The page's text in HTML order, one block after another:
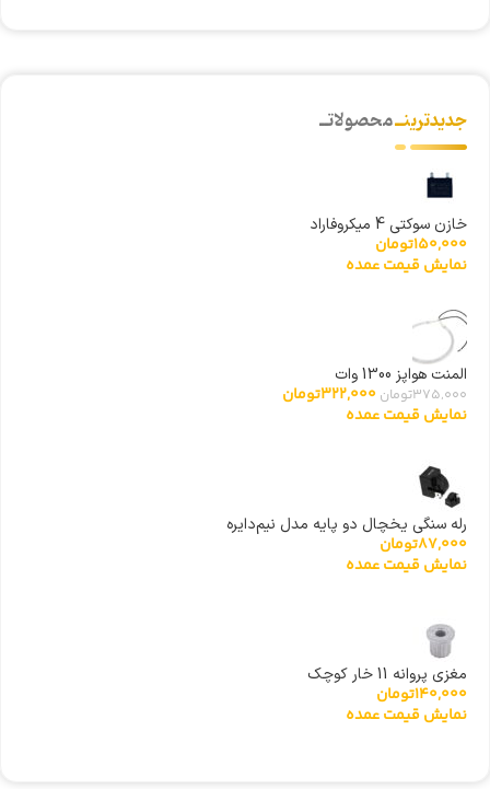
جدیدترینــمحصولاتــ
خازن سوکتی 4 میکروفاراد
150,000تومان
نمایش قیمت عمده
المنت هواپز 1300 وات
375,000تومان 322,000تومان
نمایش قیمت عمده
رله سنگی یخچال دو پایه مدل نیم‌دایره
87,000تومان
نمایش قیمت عمده
مغزی پروانه 11 خار کوچک
140,000تومان
نمایش قیمت عمده